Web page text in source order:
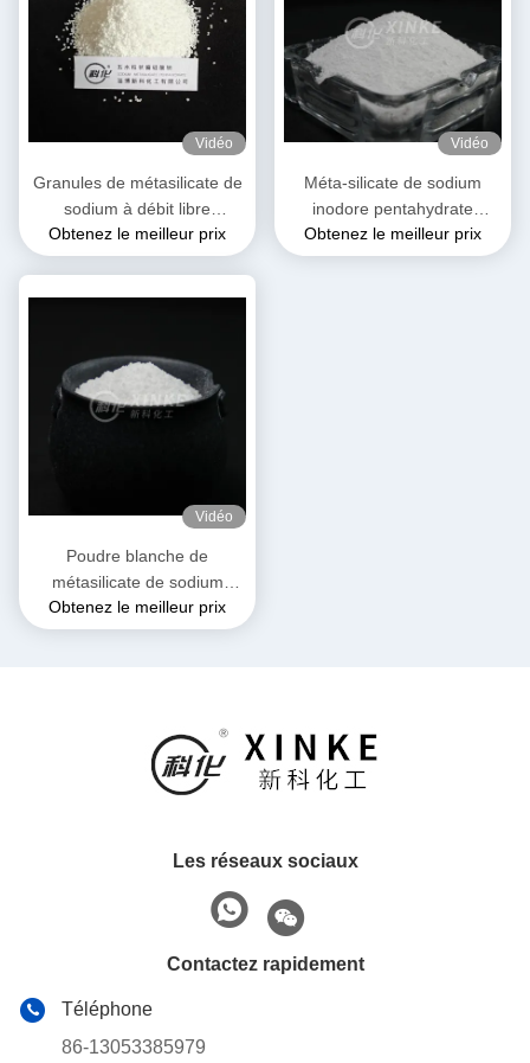
Vidéo
Granules de métasilicate de
sodium à débit libre
Pentahydrate Couleur
blanche
Obtenez le meilleur prix
Vidéo
Méta-silicate de sodium
inodore pentahydrate
soluble dans l'eau Poids
moléculaire 212,14 g/mol
Obtenez le meilleur prix
Vidéo
Poudre blanche de
métasilicate de sodium
pentahydrate non
inflammable et adaptée au
Obtenez le meilleur prix
Les réseaux sociaux
Contactez rapidement
Téléphone
86-13053385979